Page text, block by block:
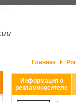
Главная
Информация о
рекламоносителе